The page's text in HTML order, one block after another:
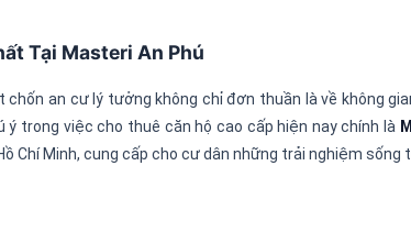
Tại Masteri An Phú
an cư lý tưởng không chỉ đơn thuần là về không
trong việc cho thuê căn hộ cao cấp hiện nay chính là
Chí Minh, cung cấp cho cư dân những trải nghiệm sống